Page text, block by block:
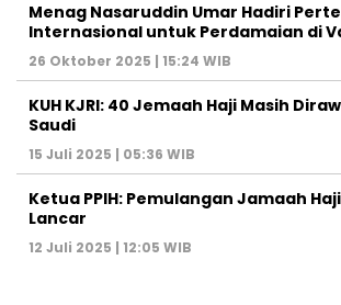
Menag Nasaruddin Umar Hadiri
Internasional untuk Perdamaian di
26 Oktober 2025 | 15:24 WIB
KUH KJRI: 40 Jemaah Haji Masih
Saudi
15 Juli 2025 | 05:36 WIB
Ketua PPIH: Pemulangan Jamaah
Lancar
12 Juli 2025 | 12:05 WIB